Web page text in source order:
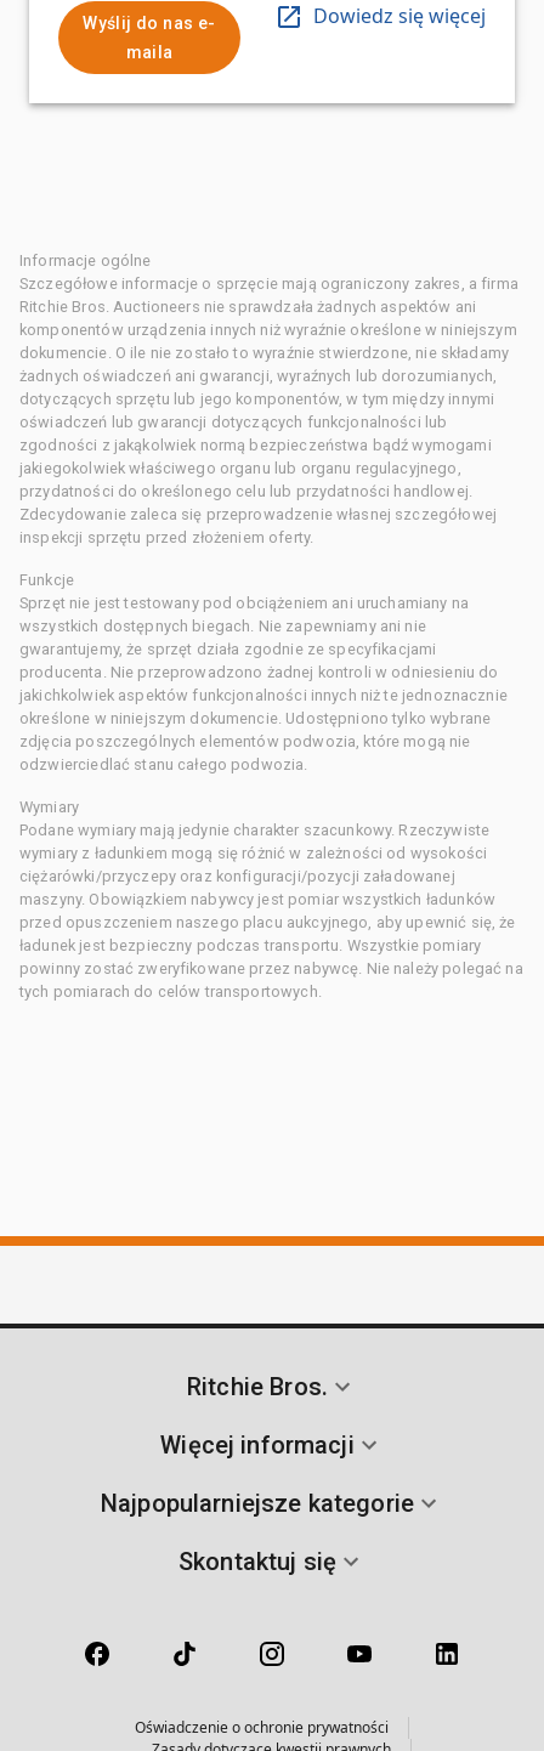
Wyślij do nas e-
maila
Dowiedz się więcej
Informacje ogólne
Szczegółowe informacje o sprzęcie mają ograniczony zakres, a firma
Ritchie Bros. Auctioneers nie sprawdzała żadnych aspektów ani
komponentów urządzenia innych niż wyraźnie określone w niniejszym
dokumencie. O ile nie zostało to wyraźnie stwierdzone, nie składamy
żadnych oświadczeń ani gwarancji, wyraźnych lub dorozumianych,
dotyczących sprzętu lub jego komponentów, w tym między innymi
oświadczeń lub gwarancji dotyczących funkcjonalności lub
zgodności z jakąkolwiek normą bezpieczeństwa bądź wymogami
jakiegokolwiek właściwego organu lub organu regulacyjnego,
przydatności do określonego celu lub przydatności handlowej.
Zdecydowanie zaleca się przeprowadzenie własnej szczegółowej
inspekcji sprzętu przed złożeniem oferty.
Funkcje
Sprzęt nie jest testowany pod obciążeniem ani uruchamiany na
wszystkich dostępnych biegach. Nie zapewniamy ani nie
gwarantujemy, że sprzęt działa zgodnie ze specyfikacjami
producenta. Nie przeprowadzono żadnej kontroli w odniesieniu do
jakichkolwiek aspektów funkcjonalności innych niż te jednoznacznie
określone w niniejszym dokumencie. Udostępniono tylko wybrane
zdjęcia poszczególnych elementów podwozia, które mogą nie
odzwierciedlać stanu całego podwozia.
Wymiary
Podane wymiary mają jedynie charakter szacunkowy. Rzeczywiste
wymiary z ładunkiem mogą się różnić w zależności od wysokości
ciężarówki/przyczepy oraz konfiguracji/pozycji załadowanej
maszyny. Obowiązkiem nabywcy jest pomiar wszystkich ładunków
przed opuszczeniem naszego placu aukcyjnego, aby upewnić się, że
ładunek jest bezpieczny podczas transportu. Wszystkie pomiary
powinny zostać zweryfikowane przez nabywcę. Nie należy polegać na
tych pomiarach do celów transportowych.
Ritchie Bros.
Więcej informacji
Najpopularniejsze kategorie
Skontaktuj się
Oświadczenie o ochronie prywatności